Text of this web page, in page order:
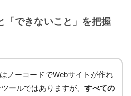
「できないこと」を把握
ノーコードでWebサイトが作れ
ールではありますが、 すべての